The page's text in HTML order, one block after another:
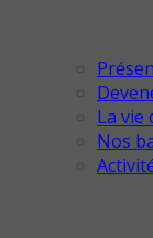
La vie
Nos